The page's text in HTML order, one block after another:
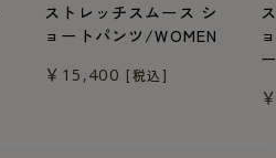
ストレッチスムース シ
ョートパンツ/WOMEN
￥15,400 [税込]